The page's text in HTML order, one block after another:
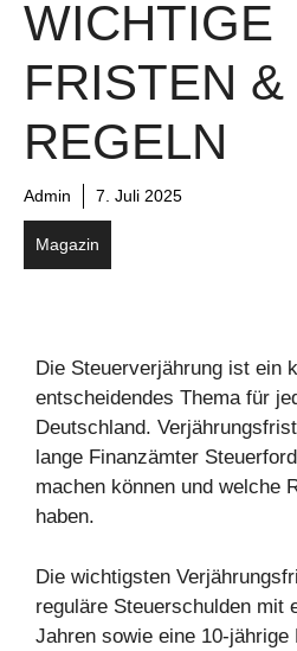
WICHTIGE
FRISTEN &
REGELN
Admin 7. Juli 2025
Magazin
Die Steuerverjährung ist ein
entscheidendes Thema für
Deutschland.
lange Finanzämter
machen können und welche
haben.
Die wichtigsten
reguläre Steuerschulden mit
Jahren sowie eine 10-jährige